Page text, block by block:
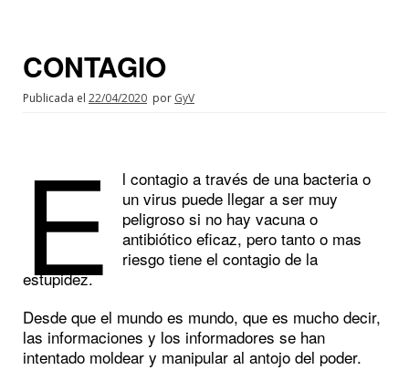
CONTAGIO
Publicada el 22/04/2020 por GyV
E
l contagio a través de una bacteria o
un virus puede llegar a ser muy
peligroso si no hay vacuna o
antibiótico eficaz, pero tanto o mas
riesgo tiene el contagio de la
estupidez.
Desde que el mundo es mundo, que es mucho decir,
las informaciones y los informadores se han
intentado moldear y manipular al antojo del poder.